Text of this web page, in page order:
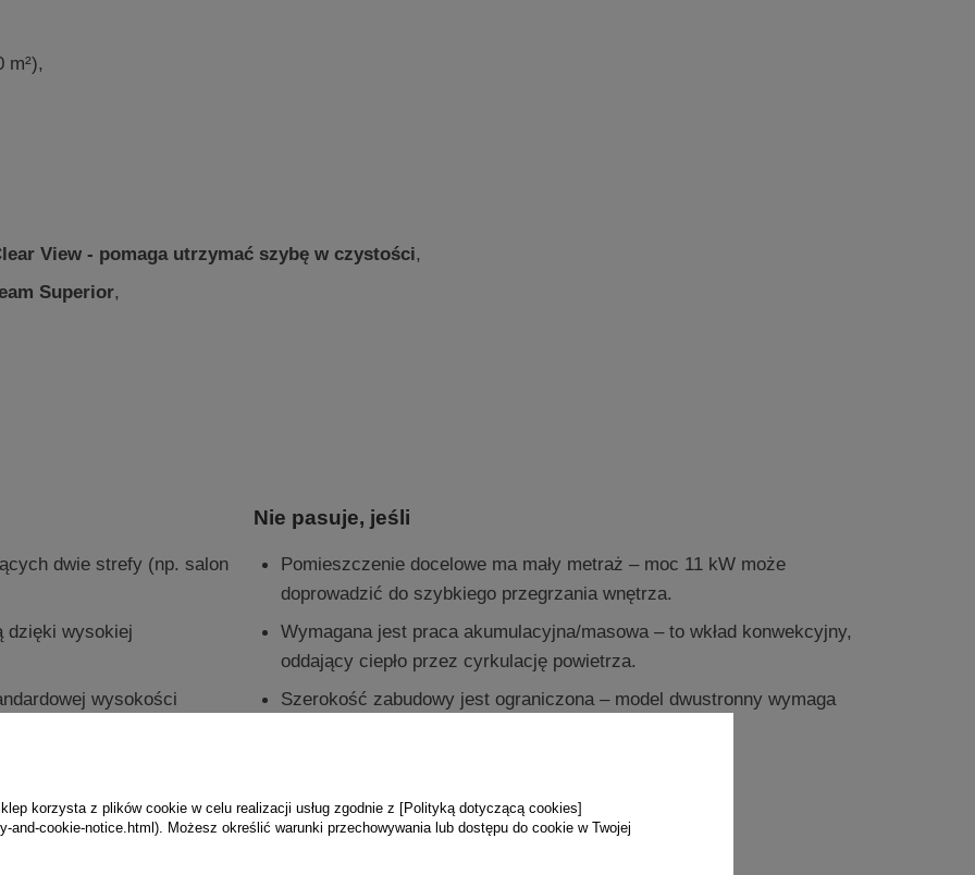
m²),
View - pomaga utrzymać szybę w czystości,
Superior,
dwie strefy (np. salon
dzięki wysokiej
wysokości
otwartych
izolacji).
Nie pasuje, jeśli
Pomieszczenie docelowe ma mały metraż – moc 11 kW może
doprowadzić do szybkiego przegrzania wnętrza.
Wymagana jest praca akumulacyjna/masowa – to wkład konwekcyjny,
oddający ciepło przez cyrkulację powietrza.
Szerokość zabudowy jest ograniczona – model dwustronny wymaga
Hajduk
korzysta z plików cookie w celu realizacji usług zgodnie z [Polityką dotyczącą cookies]
and-cookie-notice.html). Możesz określić warunki przechowywania lub dostępu do cookie w Twojej